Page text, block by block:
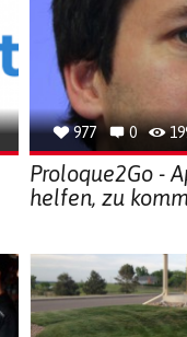
977 0
Proloque2Go -
helfen, zu